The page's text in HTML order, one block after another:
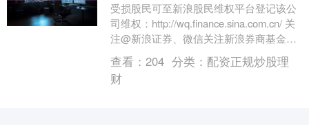
受损股民可至新浪股民维权平台登记该公
司维权：http://wq.finance.sina.com.cn/ 关
注@新浪证券、微信关注新浪券商基金、
百度搜索新浪股民....
查看： 204 分类： 配资正规炒股理
财